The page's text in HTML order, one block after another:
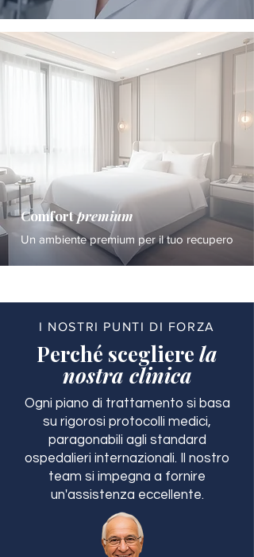
Comfortpremium
Un ambiente premium per il tuo recupero
I NOSTRI PUNTI DI FORZA
Perché scegliere la
nostra clinica
Ogni piano di trattamento si basa
su rigorosi protocolli medici,
paragonabili agli standard
ospedalieri internazionali. Il nostro
team si impegna a fornire
un'assistenza eccellente.